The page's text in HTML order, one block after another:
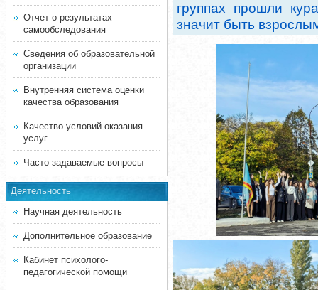
Отчет о результатах
самообследования
Сведения об образовательной
организации
Внутренняя система оценки
качества образования
Качество условий оказания
услуг
Часто задаваемые вопросы
Деятельность
Научная деятельность
Дополнительное образование
Кабинет психолого-
педагогической помощи
группах прошли
значит быть